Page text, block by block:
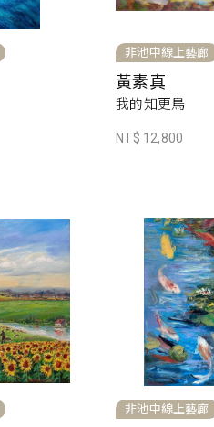
非池中線上藝廊
黃素真
我的知更鳥
NT$ 12,800
非池中線上藝廊